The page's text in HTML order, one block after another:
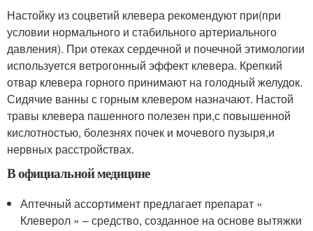
Настойку из соцветий клевера рекомендуют при(при
условии нормального и стабильного артериального
давления). При отеках сердечной и почечной этимологии
используется ветрогонный эффект клевера. Крепкий
отвар клевера горного принимают на голодный желудок.
Сидячие ванны с горным клевером назначают. Настой
травы клевера пашенного полезен при,с повышенной
кислотностью, болезнях почек и мочевого пузыря,и
нервных расстройствах.
В официальной медицине
Аптечный ассортимент предлагает препарат «
Клеверол » – средство, созданное на основе вытяжки